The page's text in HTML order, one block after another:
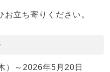
立ち寄りください。
）～2026年5月20日